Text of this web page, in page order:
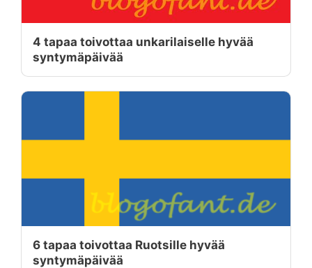
4 tapaa toivottaa unkarilaiselle hyvää
syntymäpäivää
6 tapaa toivottaa Ruotsille hyvää
syntymäpäivää